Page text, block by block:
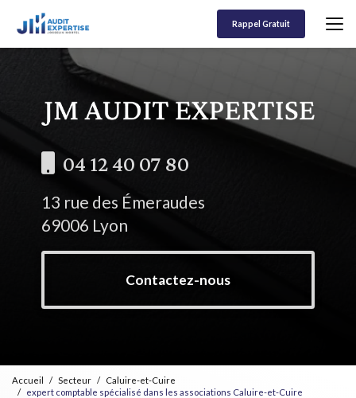
contenu
Rappel Gratuit
04 12 40 07 80
13 rue des Émeraudes
69006 Lyon
Contactez-nous
Accueil Secteur
Caluire-et-Cuire
expert comptable spécialisé dans les associations Caluire-et-Cuire